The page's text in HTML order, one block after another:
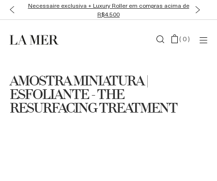
Necessaire exclusiva + Luxury Roller em compras acima de
R$4.500
(0)
AMOSTRA MINIATURA |
ESFOLIANTE - THE
RESURFACING TREATMENT